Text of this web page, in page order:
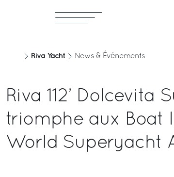
Riva Yacht News & Événements
Riva 112’ Dolcevita
triomphe aux Boat
World Superyacht